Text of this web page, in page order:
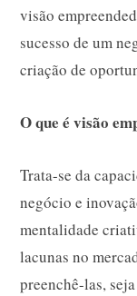
visão
sucesso de um
criação de
O que é visão
Trata-se da
negócio e
mentalidade
lacunas no
preenchê-las,